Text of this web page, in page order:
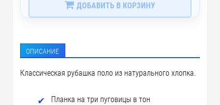
ДОБАВИТЬ В КОРЗИНУ
ОПИСАНИЕ
Классическая рубашка поло из натурального хлопка.
Планка на три пуговицы в тон